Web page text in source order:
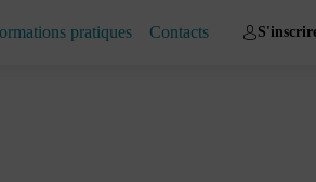
pratiques Contacts